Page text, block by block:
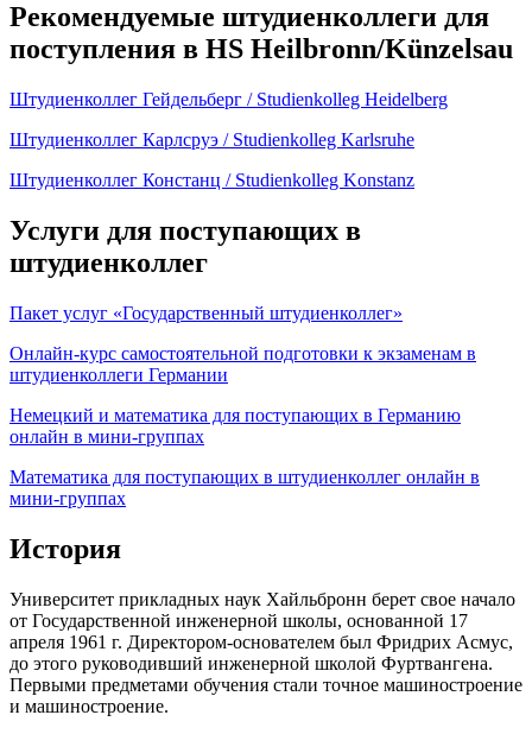
Рекомендуемые штудиенколлеги для
поступления в HS Heilbronn/Künzelsau
Штудиенколлег Гейдельберг / Studienkolleg Heidelberg
Штудиенколлег Карлсруэ / Studienkolleg Karlsruhe
Штудиенколлег Констанц / Studienkolleg Konstanz
Услуги для поступающих в
штудиенколлег
Пакет услуг «Государственный штудиенколлег»
Онлайн-курс самостоятельной подготовки к экзаменам в
штудиенколлеги Германии
Немецкий и математика для поступающих в Германию
онлайн в мини-группах
Математика для поступающих в штудиенколлег онлайн в
мини-группах
История
Университет прикладных наук Хайльбронн берет свое начало
от Государственной инженерной школы, основанной 17
апреля 1961 г. Директором-основателем был Фридрих Асмус,
до этого руководивший инженерной школой Фуртвангена.
Первыми предметами обучения стали точное машиностроение
и машиностроение.